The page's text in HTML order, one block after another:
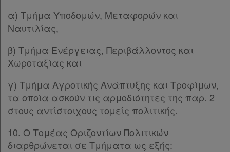
α) Τμήμα Υποδομών, Μεταφορών και
Ναυτιλίας,
β) Τμήμα Ενέργειας, Περιβάλλοντος και
Χωροταξίας και
γ) Τμήμα Αγροτικής Ανάπτυξης και Τροφίμων,
τα οποία ασκούν τις αρμοδιότητες της παρ. 2
στους αντίστοιχους τομείς πολιτικής.
10. Ο Τομέας Οριζοντίων Πολιτικών
διαρθρώνεται σε Τμήματα ως εξής: